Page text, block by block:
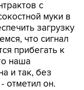
с
муки в
загрузку
что сигнал
прибегать к
наша
и так, без
отметил он.